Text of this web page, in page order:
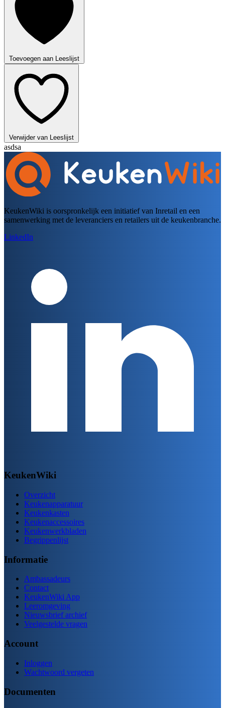
Toevoegen aan Leeslijst
Verwijder van Leeslijst
asdsa
KeukenWiki is oorspronkelijk een initiatief van Inretail en een
samenwerking met de leveranciers en retailers uit de keukenbranche.
LinkedIn
KeukenWiki
Overzicht
Keukenapparatuur
Keukenkasten
Keukenaccessoires
Keukenwerkbladen
Begrippenlijst
Informatie
Ambassadeurs
Contact
KeukenWiki App
Leeromgeving
Nieuwsbrief archief
Veelgestelde vragen
Account
Inloggen
Wachtwoord vergeten
Documenten